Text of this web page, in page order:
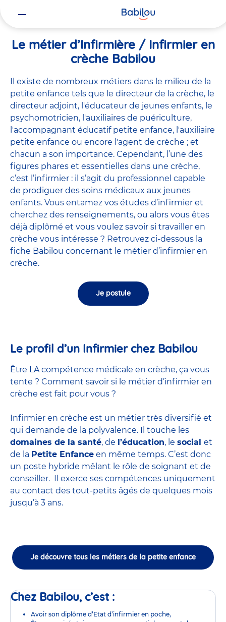
Le métier d’Infirmière / Infirmier en
crèche Babilou
Il existe de nombreux métiers dans le milieu de la
petite enfance tels que le directeur de la crèche, le
directeur adjoint, l'éducateur de jeunes enfants, le
psychomotricien, l'auxiliaires de puériculture,
l'accompagnant éducatif petite enfance, l'auxiliaire
petite enfance ou encore l'agent de crèche ; et
chacun a son importance. Cependant, l’une des
figures phares et essentielles dans une crèche,
c’est l’infirmier : il s’agit du professionnel capable
de prodiguer des soins médicaux aux jeunes
enfants. Vous entamez vos études d’infirmier et
cherchez des renseignements, ou alors vous êtes
déjà diplômé et vous voulez savoir si travailler en
crèche vous intéresse ? Retrouvez ci-dessous la
fiche Babilou concernant le métier d’infirmier en
crèche.
Je postule
Le profil d’un Infirmier chez Babilou
Être LA compétence médicale en crèche, ça vous
tente ? Comment savoir si le métier d’infirmier en
crèche est fait pour vous ?
Infirmier en crèche est un métier très diversifié et
qui demande de la polyvalence. Il touche les
domaines de la santé, de l’éducation, le social et
de la Petite Enfance en même temps. C’est donc
un poste hybride mêlant le rôle de soignant et de
conseiller. Il exerce ses compétences uniquement
au contact des tout-petits âgés de quelques mois
jusqu’à 3 ans.
Je découvre tous les métiers de la petite enfance
Chez Babilou, c’est :
Avoir son diplôme d’Etat d’infirmier en poche,